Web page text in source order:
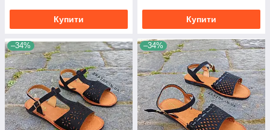
Купити Купити
–34% –34%